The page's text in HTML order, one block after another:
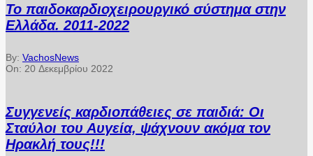
Το παιδοκαρδιοχειρουργικό σύστημα στην
Ελλάδα. 2011-2022
By: VachosNews
On: 20 Δεκεμβρίου 2022
Συγγενείς καρδιοπάθειες σε παιδιά: Οι
Σταύλοι του Αυγεία, ψάχνουν ακόμα τον
Ηρακλή τους!!!